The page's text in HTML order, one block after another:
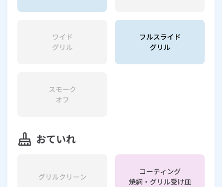
ワイド
グリル
フルスライド
グリル
スモーク
オフ
おていれ
グリルクリーン
コーティング
焼網・グリル受け皿